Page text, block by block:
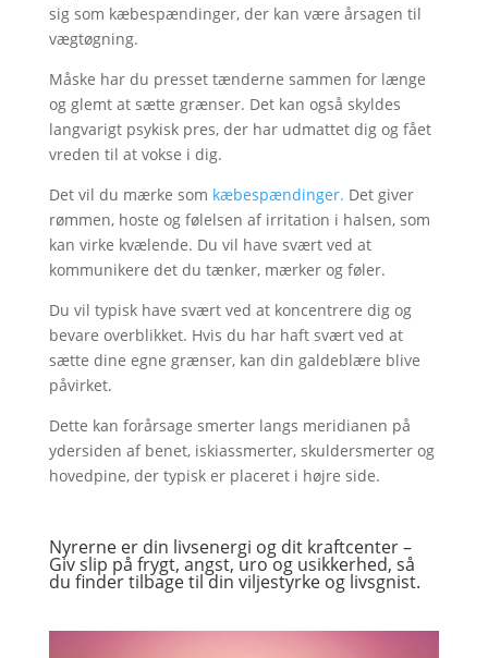
sig som kæbespændinger, der kan være årsagen til
vægtøgning.
Måske har du presset tænderne sammen for længe
og glemt at sætte grænser. Det kan også skyldes
langvarigt psykisk pres, der har udmattet dig og fået
vreden til at vokse i dig.
Det vil du mærke som kæbespændinger. Det giver
rømmen, hoste og følelsen af irritation i halsen, som
kan virke kvælende. Du vil have svært ved at
kommunikere det du tænker, mærker og føler.
Du vil typisk have svært ved at koncentrere dig og
bevare overblikket. Hvis du har haft svært ved at
sætte dine egne grænser, kan din galdeblære blive
påvirket.
Dette kan forårsage smerter langs meridianen på
ydersiden af benet, iskiassmerter, skuldersmerter og
hovedpine, der typisk er placeret i højre side.
Nyrerne er din livsenergi og dit kraftcenter –
Giv slip på frygt, angst, uro og usikkerhed, så
du finder tilbage til din viljestyrke og livsgnist.